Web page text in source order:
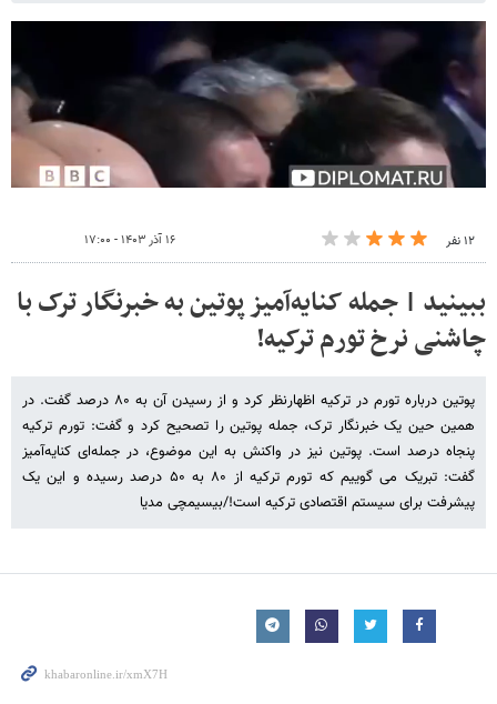
۱۲ نفر ۱۶ آذر ۱۴۰۳ - ۱۷:۰۰
ببینید | جمله کنایه‌آمیز پوتین به خبرنگار ترک با
چاشنی نرخ تورم ترکیه!
پوتین درباره تورم در ترکیه اظهارنظر کرد و از رسیدن آن به ۸۰ درصد گفت. در
همین حین یک خبرنگار ترک، جمله پوتین را تصحیح کرد و گفت: تورم ترکیه
پنجاه درصد است. پوتین نیز در واکنش به این موضوع، در جمله‌ای کنایه‌آمیز
گفت: تبریک می گوییم که تورم ترکیه از ۸۰ به ۵۰ درصد رسیده و این یک
پیشرفت برای سیستم اقتصادی ترکیه است!/بیسیمچی مدیا